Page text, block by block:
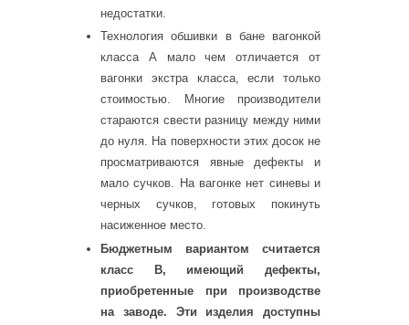
недостатки.
Технология обшивки в бане вагонкой
класса А мало чем отличается от
вагонки экстра класса, если только
стоимостью. Многие производители
стараются свести разницу между ними
до нуля. На поверхности этих досок не
просматриваются явные дефекты и
мало сучков. На вагонке нет синевы и
черных сучков, готовых покинуть
насиженное место.
Бюджетным вариантом считается
класс В, имеющий дефекты,
приобретенные при производстве
на заводе. Эти изделия доступны